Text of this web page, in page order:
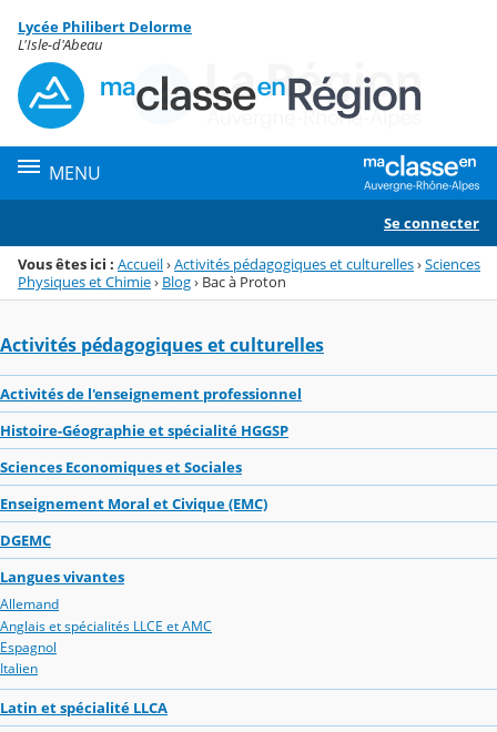
Menu de la rubrique
Contenu
Lycée Philibert Delorme
L'Isle-d'Abeau
MENU
Se connecter
Vous êtes ici : Accueil›Activités pédagogiques et culturelles›Sciences
Physiques et Chimie› Blog› Bac à Proton
Activités pédagogiques et culturelles
Activités de l'enseignement professionnel
Histoire-Géographie et spécialité HGGSP
Sciences Economiques et Sociales
Enseignement Moral et Civique (EMC)
DGEMC
Langues vivantes
Allemand
Anglais et spécialités LLCE et AMC
Espagnol
Italien
Latin et spécialité LLCA